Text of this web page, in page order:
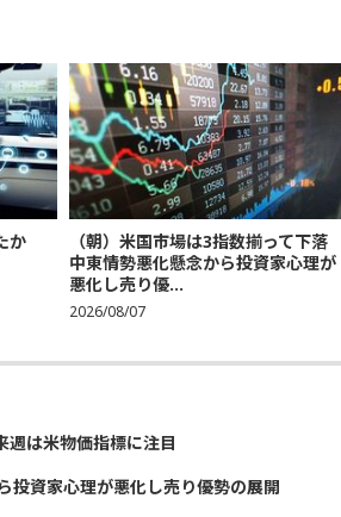
か
（朝）米国市場は3指数揃って下落
中東情勢悪化懸念から投資家心理が
悪化し売り優...
2026/08/07
は米物価指標に注目
投資家心理が悪化し売り優勢の展開